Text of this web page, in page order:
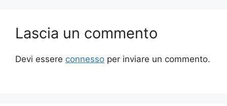
Lascia un commento
Devi essere connesso per inviare un commento.